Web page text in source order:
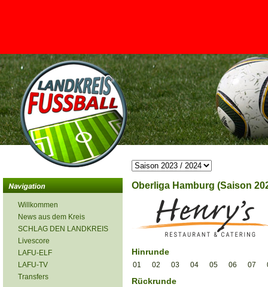
<
Willkommen
News aus dem Kreis
SCHLAG DEN LANDKREIS
Livescore
LAFU-ELF
LAFU-TV
Transfers
Oberliga Hamburg (Saison
Hinrunde
01 02 03 04 05 06 07
Rückrunde